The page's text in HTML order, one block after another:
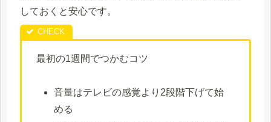
しておくと安心です。
最初の1週間でつかむコツ
音量はテレビの感覚より2段階下げて始
める